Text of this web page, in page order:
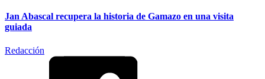
Jan Abascal recupera la historia de Gamazo en una visita
guiada
Redacción